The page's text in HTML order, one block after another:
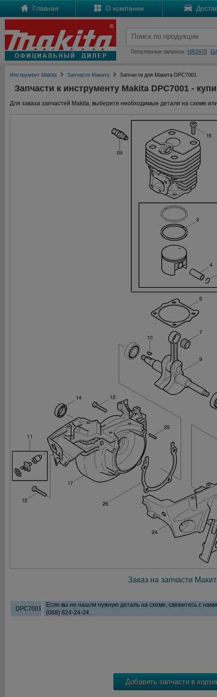
Главная О компании
Популярные запросы: HR2470
Инструмент Makita Запчасти Макита Запчасти для Макита DPC7001
Запчасти к инструменту Makita DPC7001 -
Для заказа запчастей Makita, выберите необходимые детали на схеме
Заказ на запчасти
DPC7001
Если вы не нашли нужную деталь на схеме, свяжитесь с
(068) 824-24-24.